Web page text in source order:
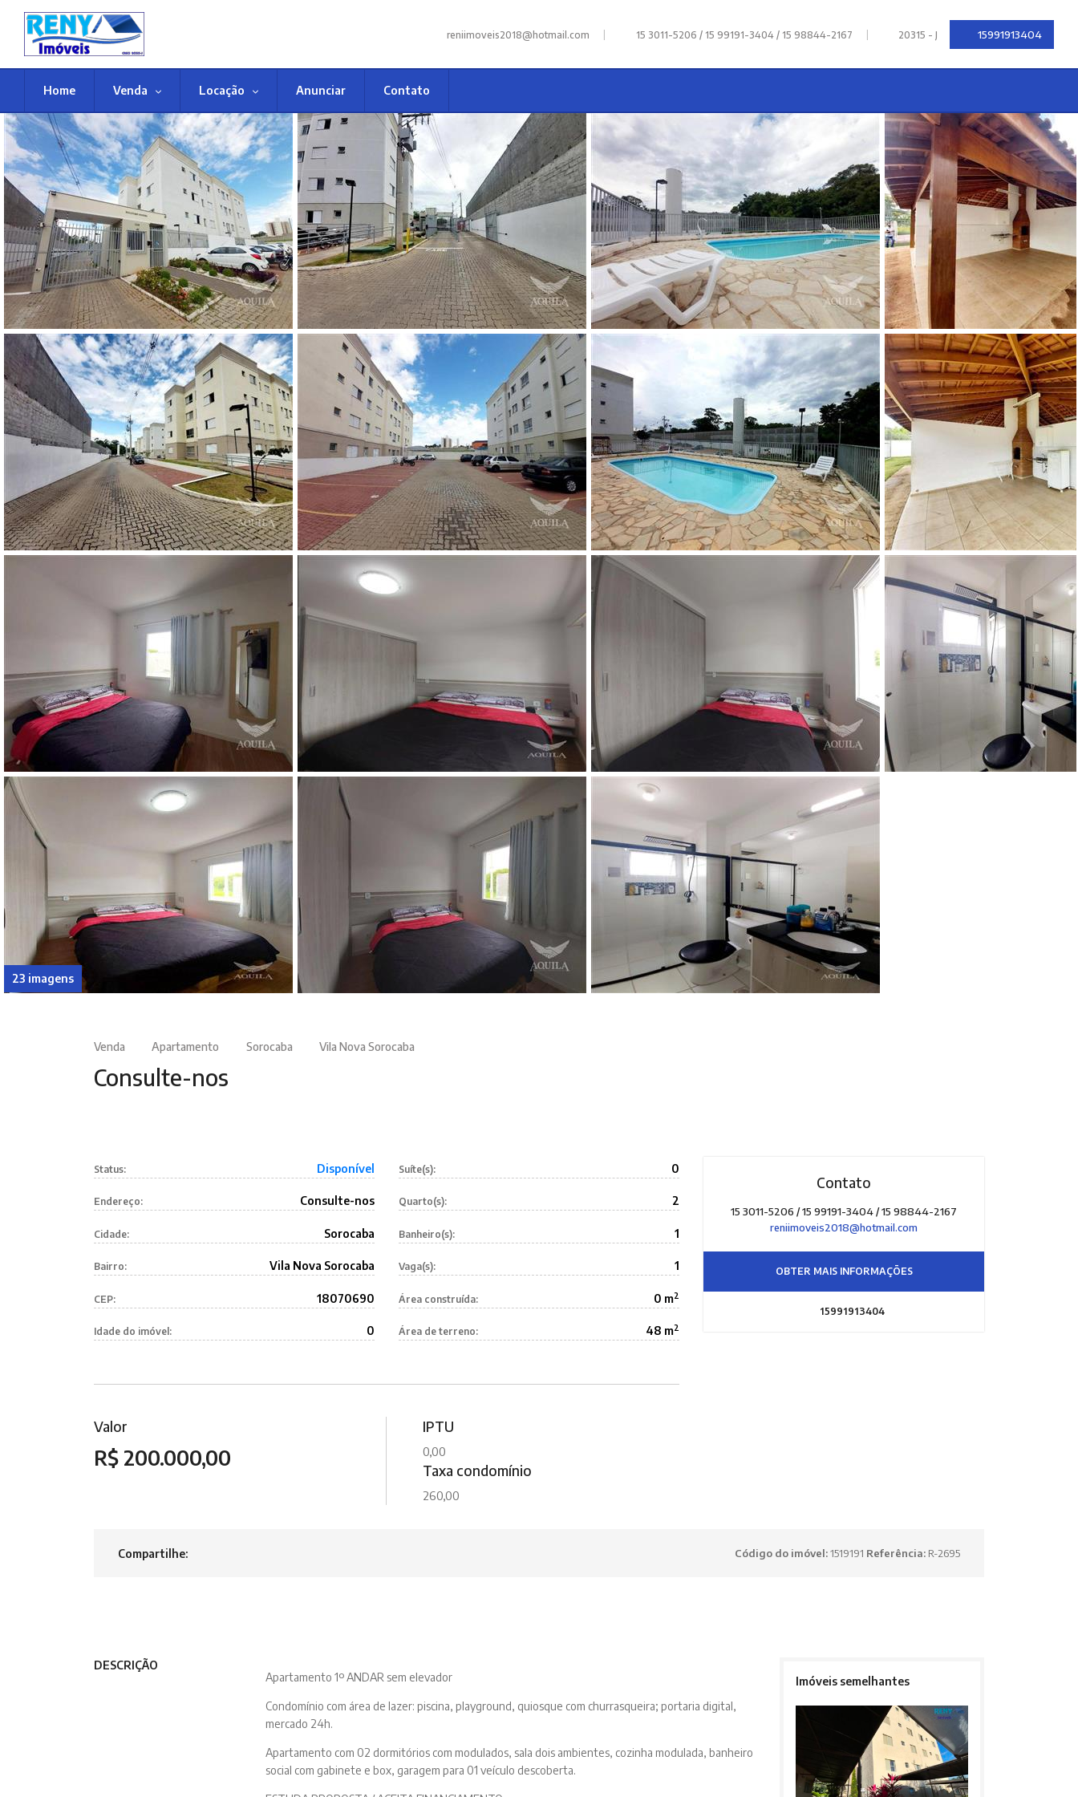
reniimoveis2018@hotmail.com | 15 3011-5206 / 15 99191-3404 / 15 98844-2167 | 20315 - J 15991913404
Home Venda Locação Anunciar Contato
23 imagens
Venda Apartamento Sorocaba Vila Nova Sorocaba
Consulte-nos
Status: Disponível
Endereço: Consulte-nos
Cidade: Sorocaba
Bairro: Vila Nova Sorocaba
CEP: 18070690
Idade do imóvel: 0
Suíte(s): 0
Quarto(s): 2
Banheiro(s): 1
Vaga(s): 1
Área construída: 0 m2
Área de terreno: 48 m2
Valor
R$ 200.000,00
IPTU
0,00
Taxa condomínio
260,00
Contato
15 3011-5206 / 15 99191-3404 / 15 98844-2167
reniimoveis2018@hotmail.com
OBTER MAIS INFORMAÇÕES
15991913404
Compartilhe: Código do imóvel:1519191 Referência: R-2695
DESCRIÇÃO
Apartamento 1º ANDAR sem elevador
Condomínio com área de lazer: piscina, playground, quiosque com churrasqueira; portaria digital,
mercado 24h.
Apartamento com 02 dormitórios com modulados, sala dois ambientes, cozinha modulada, banheiro
social com gabinete e box, garagem para 01 veículo descoberta.
Imóveis semelhantes